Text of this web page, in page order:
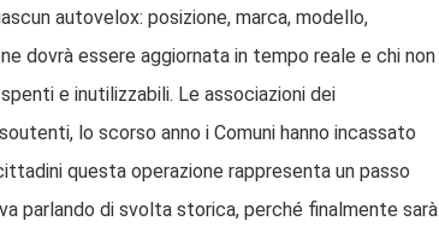
autovelox: posizione, marca, modello,
dovrà essere aggiornata in tempo reale e chi non
e inutilizzabili. Le associazioni dei
lo scorso anno i Comuni hanno incassato
questa operazione rappresenta un passo
parlando di svolta storica, perché finalmente sarà